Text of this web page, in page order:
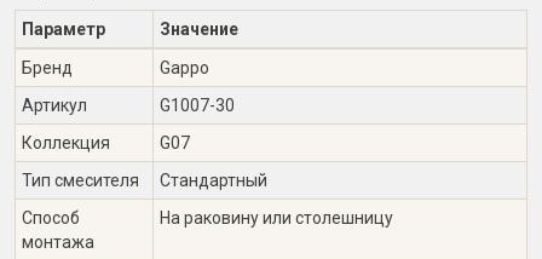
Параметр
Значение
Бренд
Gappo
Артикул
G1007-30
Коллекция
G07
Тип смесителя
Стандартный
Способ
монтажа
На раковину или столешницу